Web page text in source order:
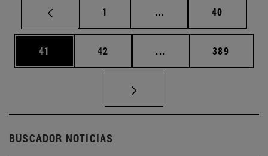
Página
1 ... Páginas intermedias
Página
40
Página
41 Página
42 ... Páginas intermedias
Página
389
BUSCADOR NOTICIAS